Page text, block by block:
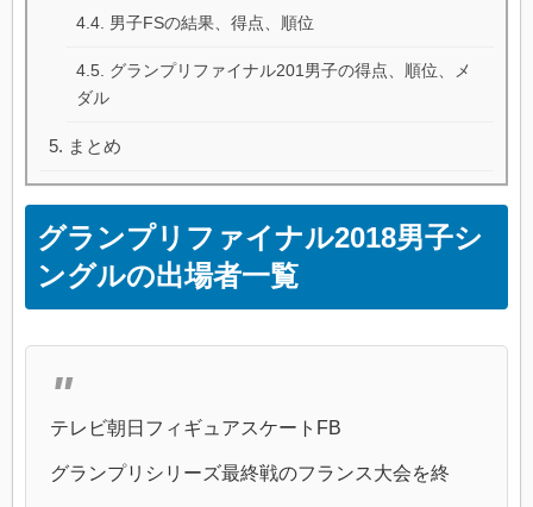
男子FSの結果、得点、順位
グランプリファイナル201男子の得点、順位、メ
ダル
まとめ
グランプリファイナル2018男子シ
ングルの出場者一覧
テレビ朝日フィギュアスケートFB
グランプリシリーズ最終戦のフランス大会を終